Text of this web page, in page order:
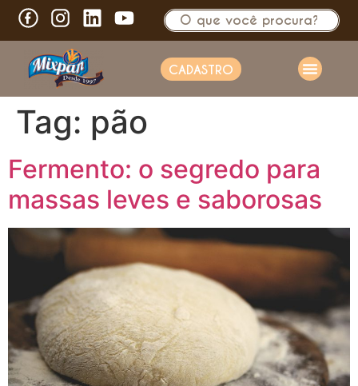
CADASTRO
Tag: pão
Fermento: o segredo para
massas leves e saborosas